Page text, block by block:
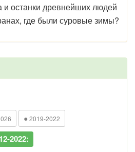
и останки древнейших людей
где были суровые зимы?
● 2019-2022
2022: